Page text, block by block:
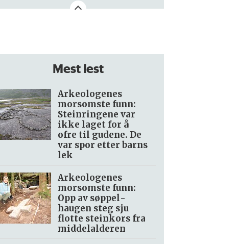
Mest lest
Arkeologenes
morsomste funn:
Steinringene var
ikke laget for å
ofre til gudene. De
var spor etter barns
lek
Arkeologenes
morsomste funn:
Opp av søppel­
haugen steg sju
flotte steinkors fra
middelalderen